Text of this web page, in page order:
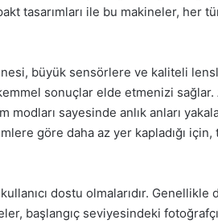
tasarımları ile bu makineler, her
büyük sensörlere ve kaliteli
sonuçlar elde etmenizi sağlar.
sayesinde anlık anları
göre daha az yer kapladığı için,
dostu olmalarıdır. Genellikle
başlangıç seviyesindeki